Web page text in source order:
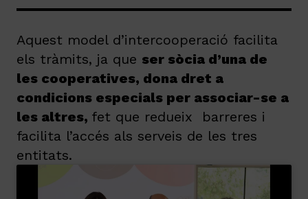
Aquest model d’intercooperació facilita
els tràmits, ja que ser sòcia d’una de
les cooperatives, dona dret a
condicions especials per associar-se a
les altres, fet que redueix barreres i
facilita l’accés als serveis de les tres
entitats.